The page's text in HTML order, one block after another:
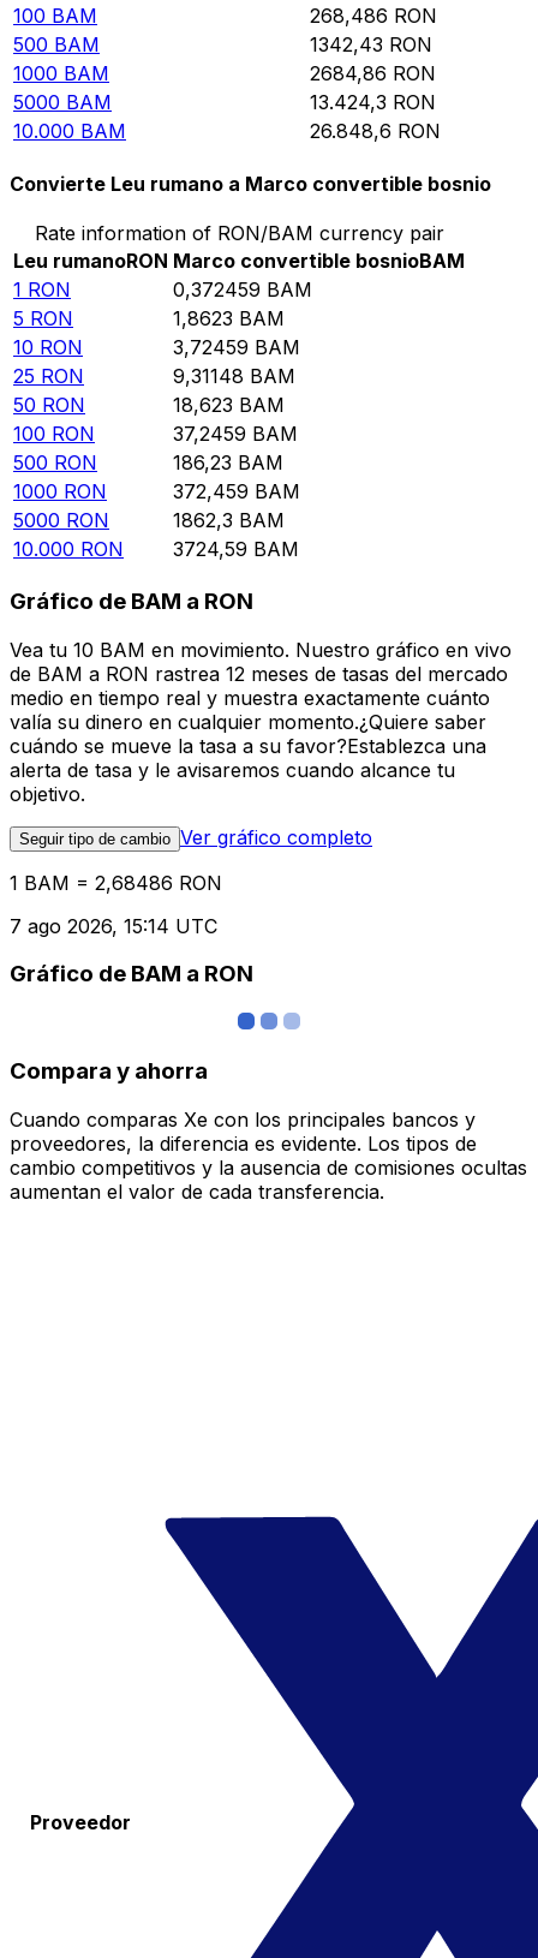
100 BAM 268,486 RON
500 BAM 1342,43 RON
1000 BAM 2684,86 RON
5000 BAM 13.424,3 RON
10.000 BAM 26.848,6 RON
Convierte Leu rumano a Marco convertible bosnio
Rate information of RON/BAM currency pair
Leu rumanoRON Marco convertible bosnioBAM
1 RON 0,372459 BAM
5 RON 1,8623 BAM
10 RON 3,72459 BAM
25 RON 9,31148 BAM
50 RON 18,623 BAM
100 RON 37,2459 BAM
500 RON 186,23 BAM
1000 RON 372,459 BAM
5000 RON 1862,3 BAM
10.000 RON 3724,59 BAM
Gráfico de BAM a RON
Vea tu 10 BAM en movimiento. Nuestro gráfico en vivo
de BAM a RON rastrea 12 meses de tasas del mercado
medio en tiempo real y muestra exactamente cuánto
valía su dinero en cualquier momento.¿Quiere saber
cuándo se mueve la tasa a su favor?Establezca una
alerta de tasa y le avisaremos cuando alcance tu
objetivo.
Seguir tipo de cambio Ver gráfico completo
1 BAM = 2,68486 RON
7 ago 2026, 15:14 UTC
Gráfico de BAM a RON
Compara y ahorra
Cuando comparas Xe con los principales bancos y
proveedores, la diferencia es evidente. Los tipos de
cambio competitivos y la ausencia de comisiones ocultas
aumentan el valor de cada transferencia.
Proveedor